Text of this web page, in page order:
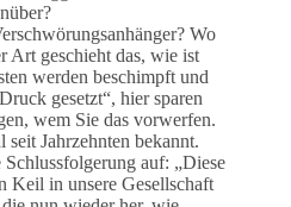
Wo
Art geschieht das, wie ist
werden beschimpft und
gesetzt“, hier sparen
wem Sie das vorwerfen.
seit Jahrzehnten bekannt.
auf: „Diese
Keil in unsere Gesellschaft